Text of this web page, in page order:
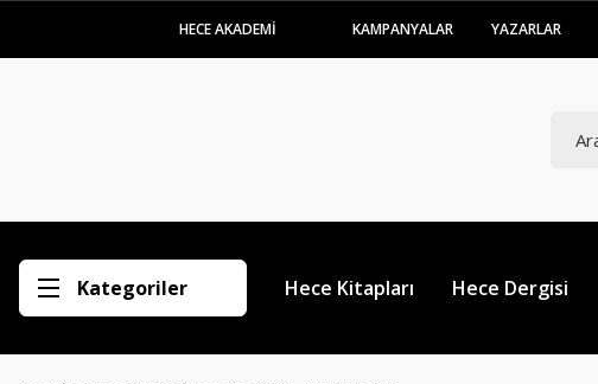
HECE AKADEMİ KAMPANYALAR YAZARLAR
Kategoriler Hece Kitapları Hece Dergisi